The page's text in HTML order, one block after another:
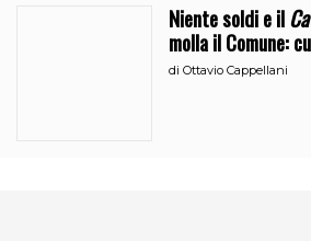
Niente soldi e il
molla il Comune:
ciciri?
diOttavio Cappellani